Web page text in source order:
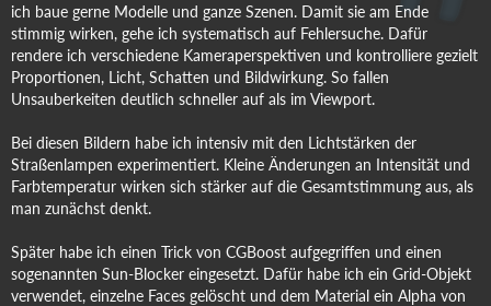
ich baue gerne Modelle und ganze Szenen. Damit sie am Ende
stimmig wirken, gehe ich systematisch auf Fehlersuche. Dafür
rendere ich verschiedene Kameraperspektiven und kontrolliere gezielt
Proportionen, Licht, Schatten und Bildwirkung. So fallen
Unsauberkeiten deutlich schneller auf als im Viewport.
Bei diesen Bildern habe ich intensiv mit den Lichtstärken der
Straßenlampen experimentiert. Kleine Änderungen an Intensität und
Farbtemperatur wirken sich stärker auf die Gesamtstimmung aus, als
man zunächst denkt.
Später habe ich einen Trick von CGBoost aufgegriffen und einen
sogenannten Sun-Blocker eingesetzt. Dafür habe ich ein Grid-Objekt
verwendet, einzelne Faces gelöscht und dem Material ein Alpha von